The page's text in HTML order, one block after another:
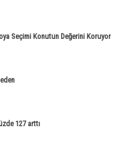
Seçimi Konutun Değerini Koruyor
127 arttı